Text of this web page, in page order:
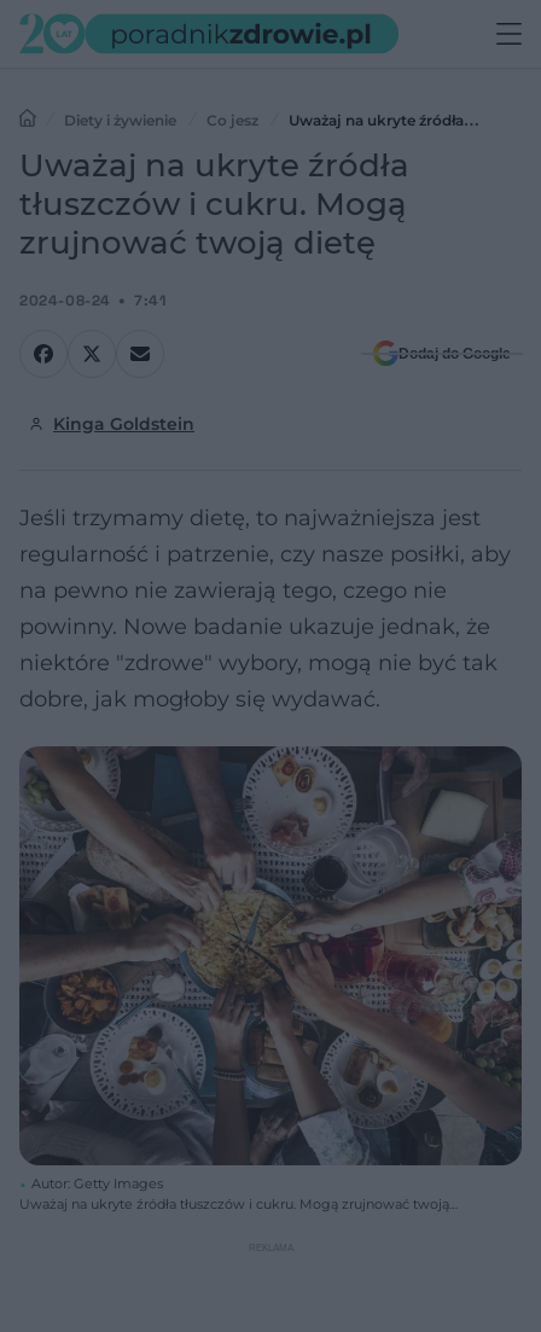
Diety i żywienie Co jesz
Uważaj na ukryte źródła
tłuszczów i cukru. Mogą zrujnować twoją dietę
Uważaj na ukryte źródła
tłuszczów i cukru. Mogą
zrujnować twoją dietę
2024-08-24 7:41
Dodaj do Google
Kinga Goldstein
Jeśli trzymamy dietę, to najważniejsza jest
regularność i patrzenie, czy nasze posiłki, aby
na pewno nie zawierają tego, czego nie
powinny. Nowe badanie ukazuje jednak, że
niektóre "zdrowe" wybory, mogą nie być tak
dobre, jak mogłoby się wydawać.
Autor: Getty Images
Uważaj na ukryte źródła tłuszczów i cukru. Mogą zrujnować twoją